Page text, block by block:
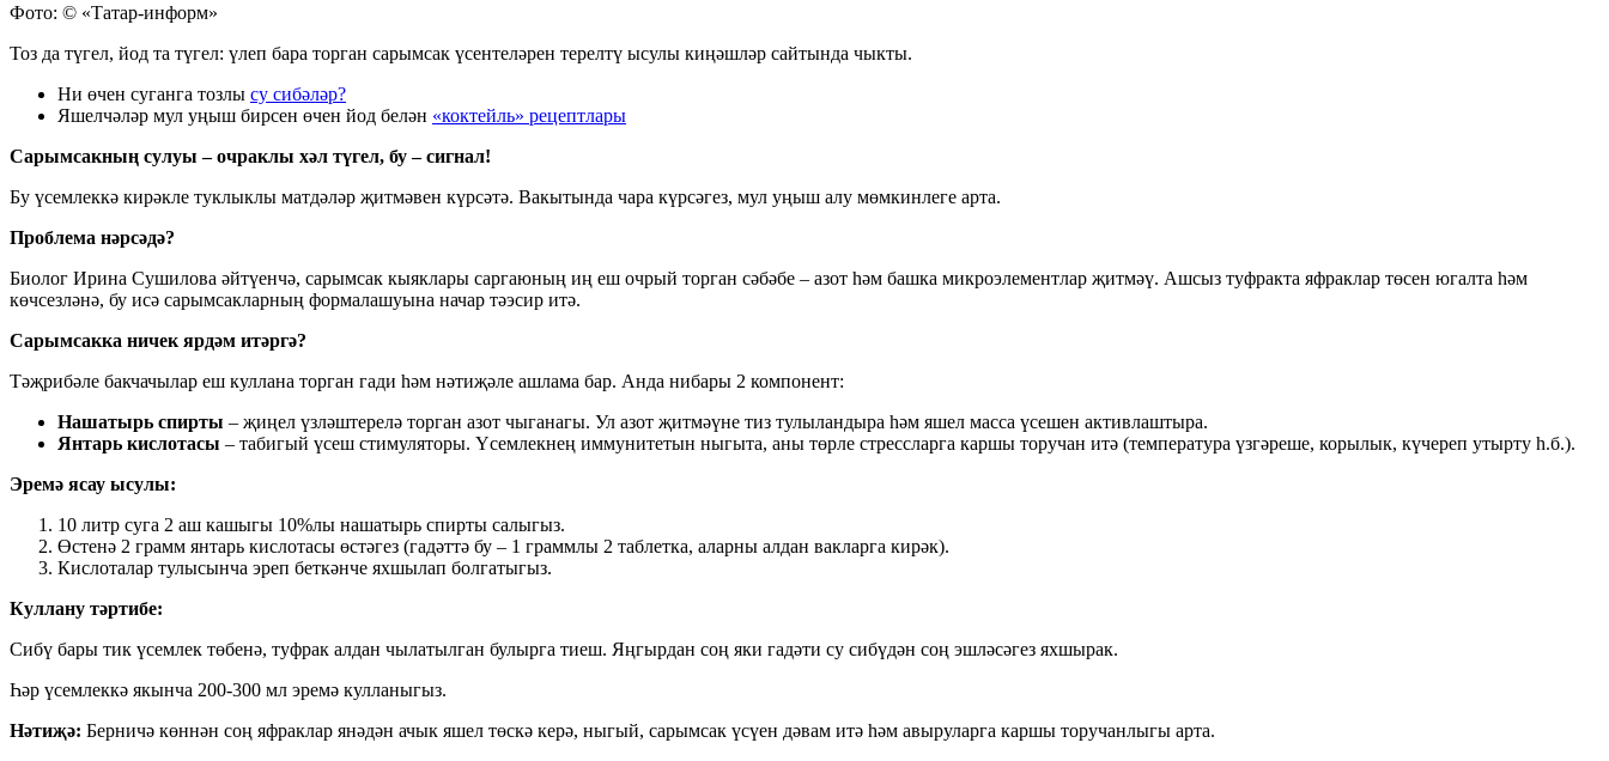
Фото: © «Татар-информ»
Тоз да түгел, йод та түгел: үлеп бара торган сарымсак үсентеләрен терелтү ысулы киңәшләр сайтында чыкты.
Ни өчен суганга тозлы су сибәләр?
Яшелчәләр мул уңыш бирсен өчен йод белән «коктейль» рецептлары
Сарымсакның сулуы – очраклы хәл түгел, бу – сигнал!
Бу үсемлеккә кирәкле туклыклы матдәләр җитмәвен күрсәтә. Вакытында чара күрсәгез, мул уңыш алу мөмкинлеге арта.
Проблема нәрсәдә?
Биолог Ирина Сушилова әйтүенчә, сарымсак кыяклары саргаюның иң еш очрый торган сәбәбе – азот һәм башка микроэлементлар җитмәү. Ашсыз туфракта яфраклар төсен югалта һәм
көчсезләнә, бу исә сарымсакларның формалашуына начар тәэсир итә.
Сарымсакка ничек ярдәм итәргә?
Тәҗрибәле бакчачылар еш куллана торган гади һәм нәтиҗәле ашлама бар. Анда нибары 2 компонент:
Нашатырь спирты – җиңел үзләштерелә торган азот чыганагы. Ул азот җитмәүне тиз тулыландыра һәм яшел масса үсешен активлаштыра.
Янтарь кислотасы – табигый үсеш стимуляторы. Үсемлекнең иммунитетын ныгыта, аны төрле стрессларга каршы торучан итә (температура үзгәреше, корылык, күчереп утырту һ.б.).
Эремә ясау ысулы:
10 литр суга 2 аш кашыгы 10%лы нашатырь спирты салыгыз.
Өстенә 2 грамм янтарь кислотасы өстәгез (гадәттә бу – 1 граммлы 2 таблетка, аларны алдан вакларга кирәк).
Кислоталар тулысынча эреп беткәнче яхшылап болгатыгыз.
Куллану тәртибе:
Сибү бары тик үсемлек төбенә, туфрак алдан чылатылган булырга тиеш. Яңгырдан соң яки гадәти су сибүдән соң эшләсәгез яхшырак.
Һәр үсемлеккә якынча 200-300 мл эремә кулланыгыз.
Нәтиҗә: Берничә көннән соң яфраклар янәдән ачык яшел төскә керә, ныгый, сарымсак үсүен дәвам итә һәм авыруларга каршы торучанлыгы арта.